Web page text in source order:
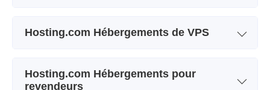
Stockage
Nombre de sites
Hosting.com Hébergements de VPS
Stockage
Hosting.com Hébergements pour
revendeurs